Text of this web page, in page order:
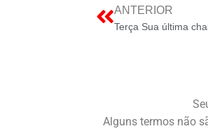
ANTERIOR
Terça Sua última
Alguns termos não